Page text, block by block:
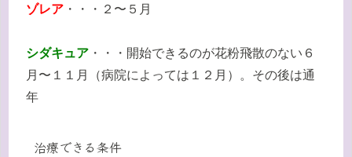
ゾレア ・・・２〜５月
シダキュア ・・・開始できるのが花粉飛散のない６
月〜１１月（病院によっては１２月）。その後は通
年
治療できる条件